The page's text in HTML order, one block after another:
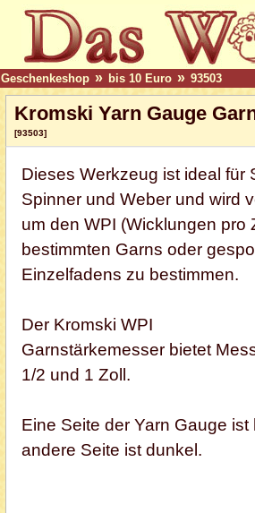
Geschenkeshop » bis 10 Euro » 93503
Kromski Yarn Gauge
[93503]
Dieses Werkzeug ist ideal für
Spinner und Weber und wird
um den WPI (Wicklungen pro
bestimmten Garns oder
Einzelfadens zu bestimmen.
Der Kromski WPI
Garnstärkemesser bietet
1/2 und 1 Zoll.
Eine Seite der Yarn Gauge ist
andere Seite ist dunkel.